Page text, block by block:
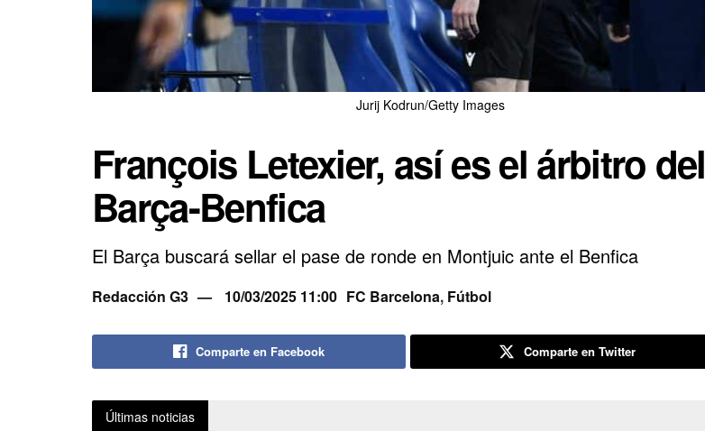
Jurij Kodrun/Getty Images
François Letexier, así es el árbitro del
Barça-Benfica
El Barça buscará sellar el pase de ronde en Montjuic ante el Benfica
Redacción G3 10/03/2025 11:00 FC Barcelona, Fútbol
Comparte en Facebook Comparte en Twitter
Últimas noticias